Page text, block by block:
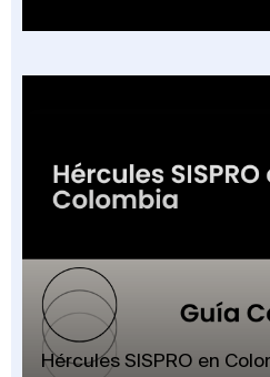
Hércules SISPRO en